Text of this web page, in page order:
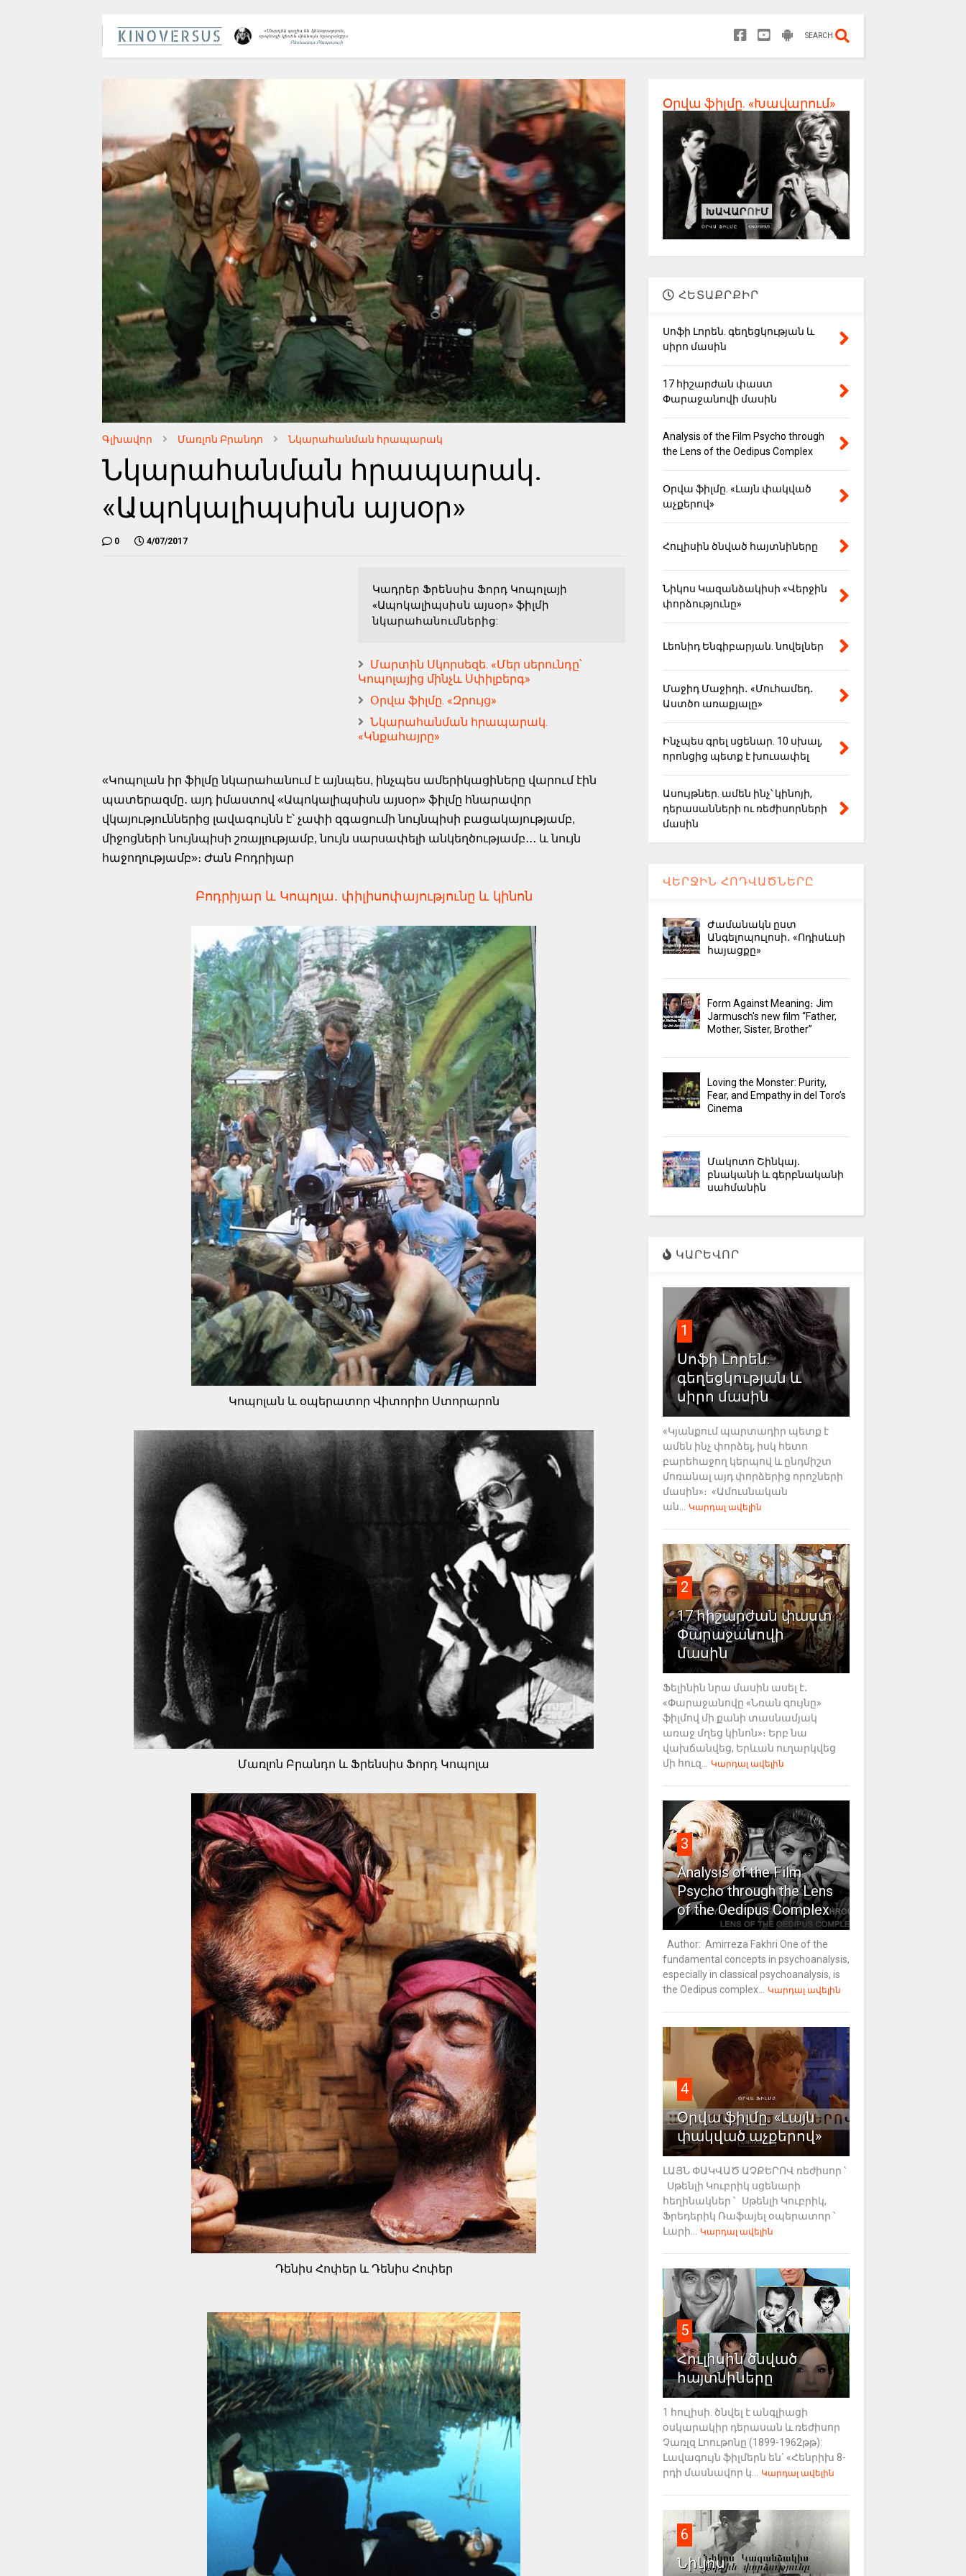
SEARCH
Գլխավոր Մառլոն Բրանդո Նկարահանման հրապարակ
Նկարահանման հրապարակ.
«Ապոկալիպսիսն այսօր»
0 4/07/2017
Կադրեր Ֆրենսիս Ֆորդ Կոպոլայի
«Ապոկալիպսիսն այսօր» ֆիլմի
նկարահանումներից:
Մարտին Սկորսեզե. «Մեր սերունդը՝
Կոպոլայից մինչև Սփիլբերգ»
Օրվա ֆիլմը. «Զրույց»
Նկարահանման հրապարակ.
«Կնքահայրը»
«Կոպոլան իր ֆիլմը նկարահանում է այնպես, ինչպես ամերիկացիները վարում էին
պատերազմը․ այդ իմաստով «Ապոկալիպսիսն այսօր» ֆիլմը հնարավոր
վկայություններից լավագույնն է՝ չափի զգացումի նույնպիսի բացակայությամբ,
միջոցների նույնպիսի շռայլությամբ, նույն սարսափելի անկեղծությամբ․․․ և նույն
հաջողությամբ»։ Ժան Բոդրիյար
Բոդրիյար և Կոպոլա. փիլիսոփայությունը և կինոն
Կոպոլան և օպերատոր Վիտորիո Ստորարոն
Մառլոն Բրանդո և Ֆրենսիս Ֆորդ Կոպոլա
Դենիս Հոփեր և Դենիս Հոփեր
Օրվա ֆիլմը. «Խավարում»
ՀԵՏԱՔՐՔԻՐ
Սոֆի Լորեն. գեղեցկության և
սիրո մասին
17 հիշարժան փաստ
Փարաջանովի մասին
Analysis of the Film Psycho through
the Lens of the Oedipus Complex
Օրվա ֆիլմը. «Լայն փակված
աչքերով»
Հուլիսին ծնված հայտնիները
Նիկոս Կազանձակիսի «Վերջին
փորձությունը»
Լեոնիդ Ենգիբարյան. նովելներ
Մաջիդ Մաջիդի․ «Մուհամեդ․
Աստծո առաքյալը»
Ինչպես գրել սցենար. 10 սխալ,
որոնցից պետք է խուսափել
Ասույթներ. ամեն ինչ՝ կինոյի,
դերասանների ու ռեժիսորների
մասին
ՎԵՐՋԻՆ ՀՈԴՎԱԾՆԵՐԸ
Ժամանակն ըստ
Անգելոպուլոսի․ «Ոդիսևսի
հայացքը»
Form Against Meaning։ Jim
Jarmusch's new film “Father,
Mother, Sister, Brother”
Loving the Monster: Purity,
Fear, and Empathy in del Toro’s
Cinema
Մակոտո Շինկայ․
բնականի և գերբնականի
սահմանին
ԿԱՐԵՎՈՐ
1
Սոֆի Լորեն.
գեղեցկության և
սիրո մասին
«Կյանքում պարտադիր պետք է
ամեն ինչ փորձել, իսկ հետո
բարեհաջող կերպով և ընդմիշտ
մոռանալ այդ փորձերից որոշների
մասին»։ «Ամուսնական
ան...
Կարդալ ավելին
2
17 հիշարժան փաստ
Փարաջանովի
մասին
Ֆելինին նրա մասին ասել է․
«Փարաջանովը «Նռան գույնը»
ֆիլմով մի քանի տասնամյակ
առաջ մղեց կինոն»։ Երբ նա
վախճանվեց, Երևան ուղարկվեց
մի հուզ...
Կարդալ ավելին
3
Analysis of the Film
Psycho through the Lens
of the Oedipus Complex
Author: Amirreza Fakhri One of the
fundamental concepts in psychoanalysis,
especially in classical psychoanalysis, is
the Oedipus complex...
Կարդալ ավելին
4
Օրվա ֆիլմը. «Լայն
փակված աչքերով»
ԼԱՅՆ ՓԱԿՎԱԾ ԱՉՔԵՐՈՎ ռեժիսոր ՝
Սթենլի Կուբրիկ սցենարի
հեղինակներ ՝ Սթենլի Կուբրիկ,
Ֆրեդերիկ Ռաֆայել օպերատոր ՝
Լարի...
Կարդալ ավելին
5
Հուլիսին ծնված
հայտնիները
1 հուլիսի. ծնվել է անգլիացի
օսկարակիր դերասան և ռեժիսոր
Չառլզ Լոութոնը (1899-1962թթ):
Լավագույն ֆիլմերն են` «Հենրիխ 8-
րդի մասնավոր կ...
Կարդալ ավելին
6
Նիկոս